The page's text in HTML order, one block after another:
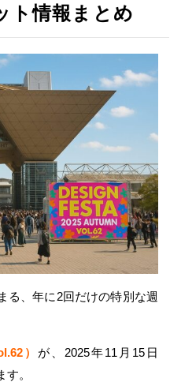
ト情報まとめ
る、年に2回だけの特別な週
） が、2025年11月15日
。